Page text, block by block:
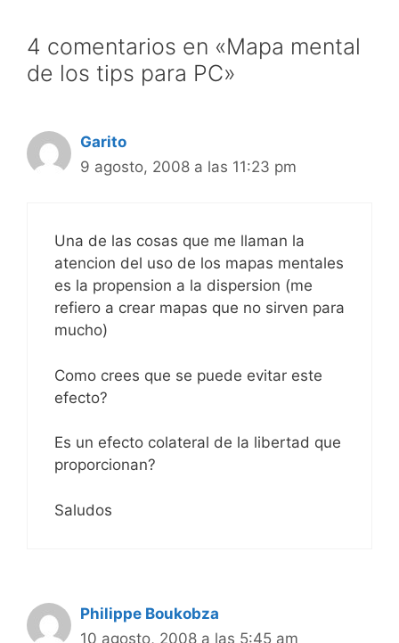
4 comentarios en «Mapa mental
de los tips para PC»
Garito
9 agosto, 2008 a las 11:23 pm
Una de las cosas que me llaman la
atencion del uso de los mapas mentales
es la propension a la dispersion (me
refiero a crear mapas que no sirven para
mucho)
Como crees que se puede evitar este
efecto?
Es un efecto colateral de la libertad que
proporcionan?
Saludos
Philippe Boukobza
10 agosto, 2008 a las 5:45 am